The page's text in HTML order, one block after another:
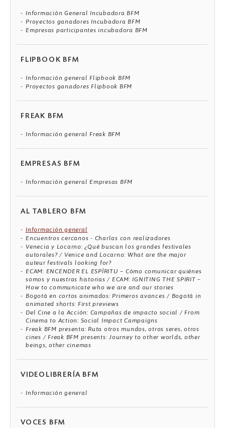
Información General Incubadora BFM
Proyectos ganadores Incubadora BFM
Empresas participantes incubadora BFM
FLIPBOOK BFM
Información general Flipbook BFM
Proyectos ganadores Flipbook BFM
FREAK BFM
Información general Freak BFM
EMPRESAS BFM
Información general Empresas BFM
AL TABLERO BFM
Información general
Encuentros cercanos - Charlas con realizadores
Venecia y Locarno: ¿Qué buscan los grandes festivales
autorales? / Venice and Locarno: What are the major
auteur festivals looking for?
ECAM: ENCENDER EL ESPÍRITU – Cómo comunicar quiénes
somos y nuestras historias / ECAM: IGNITING THE SPIRIT –
How to communicate who we are and our stories
Bogotá en cortos animados: Primeros avances / Bogotá in
animated shorts: First previews
Del Cine a la Acción: Campañas de impacto social / From
Cinema to Action: Social Impact Campaigns
Freak BFM presenta: Ruta otros mundos, otros seres, otros
cines / Freak BFM presents: Journey to other worlds, other
beings, other cinemas
VIDEOLIBRERÍA BFM
Información general
VOCES BFM